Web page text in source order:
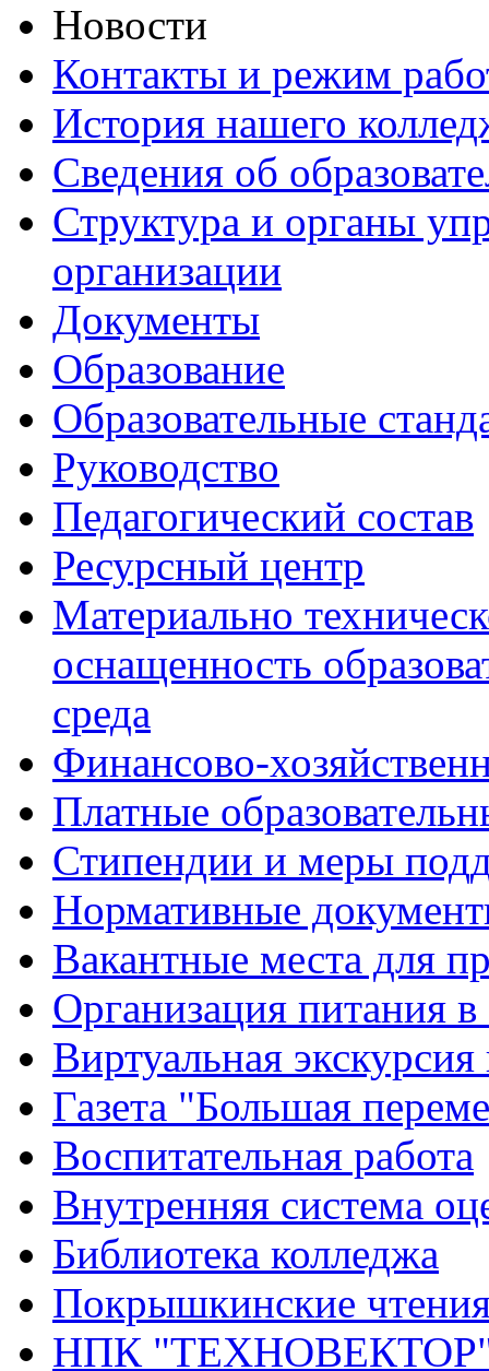
Новости
Контакты и режим
История нашего
Сведения об
Структура и органы
организации
Документы
Образование
Образовательные
Руководство
Педагогический состав
Ресурсный центр
Материально
оснащенность
среда
Финансово-
Платные
Стипендии и меры
Нормативные
Вакантные места для
Организация питания в
Виртуальная
Газета "Большая
Воспитательная работа
Внутренняя система
Библиотека колледжа
Покрышкинские
НПК